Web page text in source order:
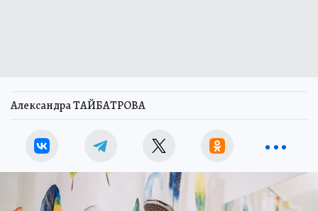
Александра ТАЙБАТРОВА